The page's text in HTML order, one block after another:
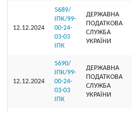
12.12.2024
5689/
ІПК/99-
00-24-
03-03
ІПК
ДЕРЖАВНА
ПОДАТКОВА
СЛУЖБА
УКРАЇНИ
12.12.2024
5690/
ІПК/99-
00-24-
03-03
ІПК
ДЕРЖАВНА
ПОДАТКОВА
СЛУЖБА
УКРАЇНИ